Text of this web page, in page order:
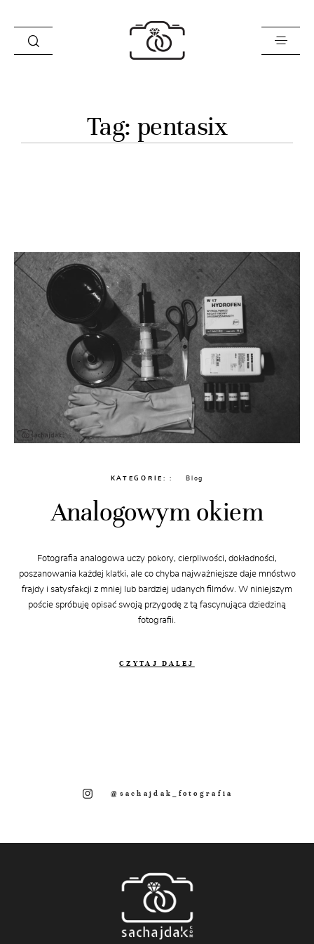
Opinie
Kontakt
Tag: pentasix
KATEGORIE: Blog
Analogowym okiem
Fotografia analogowa uczy pokory, cierpliwości, dokładności,
poszanowania każdej klatki, ale co chyba najważniejsze daje mnóstwo
frajdy i satysfakcji z mniej lub bardziej udanych filmów. W niniejszym
poście spróbuję opisać swoją przygodę z tą fascynująca dziedziną
fotografii.
CZYTAJ DALEJ
@sachajdak_fotografia